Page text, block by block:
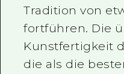
Tradition von
fortführen. Die
Kunstfertigkeit
die als die